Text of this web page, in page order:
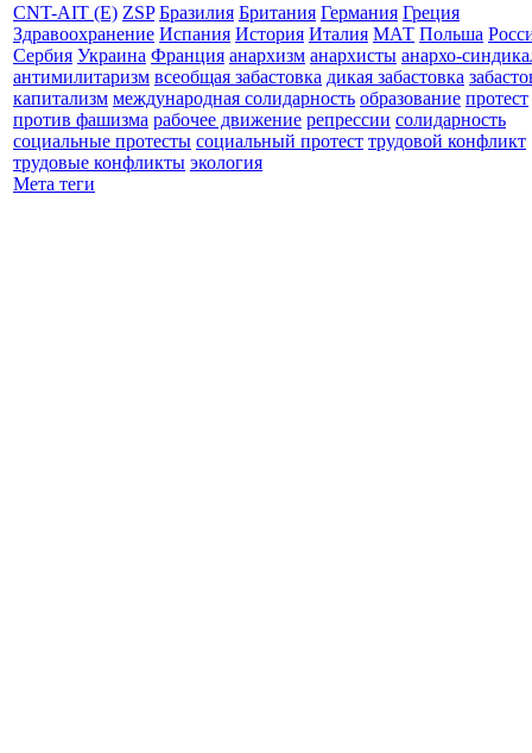
CNT-AIT (E) ZSP Бразилия Британия Германия Греция
Здравоохранение Испания История Италия МАТ Польша
Сербия Украина Франция анархизм анархисты анархо-
антимилитаризм всеобщая забастовка дикая забастовка
капитализм международная солидарность образование протест
против фашизма рабочее движение репрессии солидарность
социальные протесты социальный протест трудовой конфликт
трудовые конфликты экология
Мета теги